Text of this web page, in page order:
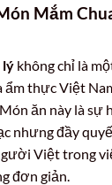
Mắm
lý không chỉ là
ẩm thực Việt
ăn này là sự
nhưng đầy
Việt trong
đơn giản.